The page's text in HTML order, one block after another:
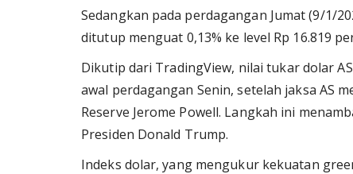
Sedangkan pada perdagangan Jumat (9/1/
ditutup menguat 0,13% ke level Rp 16.819
Dikutip dari TradingView, nilai tukar dolar
awal perdagangan Senin, setelah jaksa AS
Reserve Jerome Powell. Langkah ini
Presiden Donald Trump.
Indeks dolar, yang mengukur kekuatan